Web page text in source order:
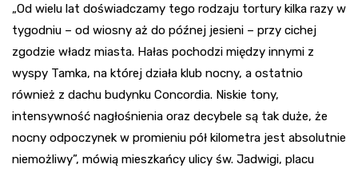
„Od wielu lat doświadczamy tego rodzaju tortury kilka razy w
tygodniu – od wiosny aż do późnej jesieni – przy cichej
zgodzie władz miasta. Hałas pochodzi między innymi z
wyspy Tamka, na której działa klub nocny, a ostatnio
również z dachu budynku Concordia. Niskie tony,
intensywność nagłośnienia oraz decybele są tak duże, że
nocny odpoczynek w promieniu pół kilometra jest absolutnie
niemożliwy”, mówią mieszkańcy ulicy św. Jadwigi, placu